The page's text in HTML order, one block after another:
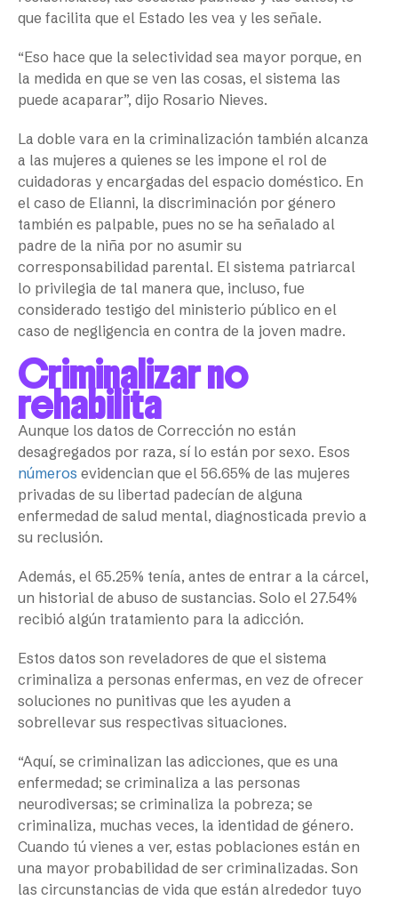
que facilita que el Estado les vea y les señale.
“Eso hace que la selectividad sea mayor porque, en
la medida en que se ven las cosas, el sistema las
puede acaparar”, dijo Rosario Nieves.
La doble vara en la criminalización también alcanza
a las mujeres a quienes se les impone el rol de
cuidadoras y encargadas del espacio doméstico. En
el caso de Elianni, la discriminación por género
también es palpable, pues no se ha señalado al
padre de la niña por no asumir su
corresponsabilidad parental. El sistema patriarcal
lo privilegia de tal manera que, incluso, fue
considerado testigo del ministerio público en el
caso de negligencia en contra de la joven madre.
Criminalizar no
rehabilita
Aunque los datos de Corrección no están
desagregados por raza, sí lo están por sexo. Esos
números evidencian que el 56.65% de las mujeres
privadas de su libertad padecían de alguna
enfermedad de salud mental, diagnosticada previo a
su reclusión.
Además, el 65.25% tenía, antes de entrar a la cárcel,
un historial de abuso de sustancias. Solo el 27.54%
recibió algún tratamiento para la adicción.
Estos datos son reveladores de que el sistema
criminaliza a personas enfermas, en vez de ofrecer
soluciones no punitivas que les ayuden a
sobrellevar sus respectivas situaciones.
“Aquí, se criminalizan las adicciones, que es una
enfermedad; se criminaliza a las personas
neurodiversas; se criminaliza la pobreza; se
criminaliza, muchas veces, la identidad de género.
Cuando tú vienes a ver, estas poblaciones están en
una mayor probabilidad de ser criminalizadas. Son
las circunstancias de vida que están alrededor tuyo